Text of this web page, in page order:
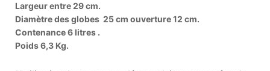
Largeur entre 29 cm.
Diamètre des globes 25 cm ouverture 12 cm.
Contenance 6 litres .
Poids 6,3 Kg.